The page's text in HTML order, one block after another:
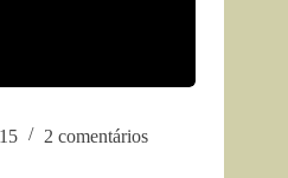
2 comentários